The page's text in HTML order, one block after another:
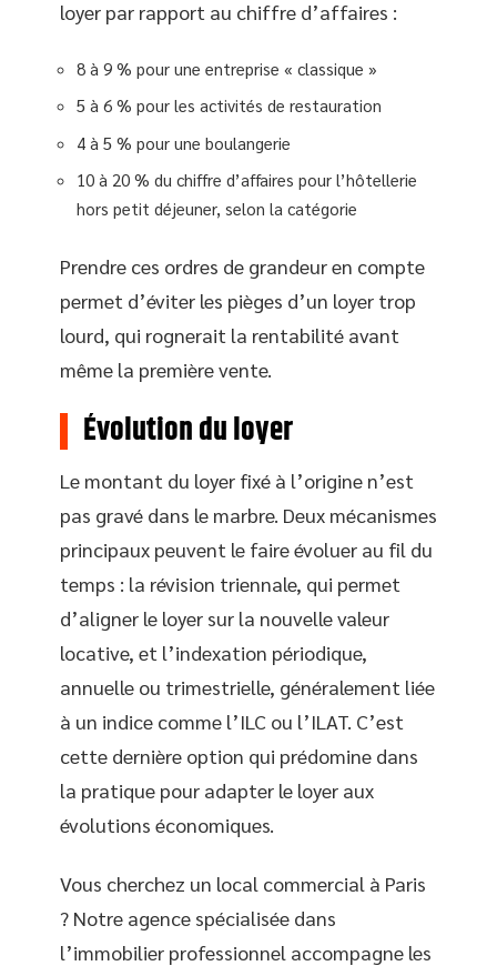
loyer par rapport au chiffre d’affaires :
8 à 9 % pour une entreprise « classique »
5 à 6 % pour les activités de restauration
4 à 5 % pour une boulangerie
10 à 20 % du chiffre d’affaires pour l’hôtellerie
hors petit déjeuner, selon la catégorie
Prendre ces ordres de grandeur en compte
permet d’éviter les pièges d’un loyer trop
lourd, qui rognerait la rentabilité avant
même la première vente.
Évolution du loyer
Le montant du loyer fixé à l’origine n’est
pas gravé dans le marbre. Deux mécanismes
principaux peuvent le faire évoluer au fil du
temps : la révision triennale, qui permet
d’aligner le loyer sur la nouvelle valeur
locative, et l’indexation périodique,
annuelle ou trimestrielle, généralement liée
à un indice comme l’ILC ou l’ILAT. C’est
cette dernière option qui prédomine dans
la pratique pour adapter le loyer aux
évolutions économiques.
Vous cherchez un local commercial à Paris
? Notre agence spécialisée dans
l’immobilier professionnel accompagne les